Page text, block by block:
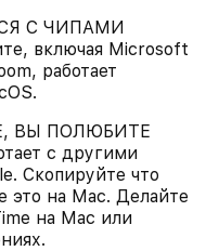
С ЧИПАМИ
включая Microsoft
работает
ВЫ ПОЛЮБИТЕ
с другими
Скопируйте что
это на Mac. Делайте
на Mac или